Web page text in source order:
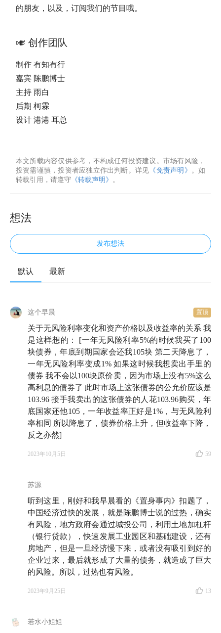
的朋友，以及，订阅我们的节目哦。
🎺 创作团队
制作 有知有行
嘉宾 陈鹏博士
主持 雨白
后期 柯霖
设计 港港 耳总
本文所载内容仅供参考，不构成任何投资建议。市场有风险，
投资需谨慎，投资者应独立作出判断。详见 《免责声明》
。如
转载引用，请遵守 《转载声明》 。
想法
发布想法
默认 最新
这个早晨 置顶
关于无风险利率变化和资产价格以及收益率的关系 我
是这样想的： [一年无风险利率5%的时候我买了100
块债券，年底到期国家会还我105块 第二天降息了，
一年无风险利率变成1% 如果这时候我想卖出手里的
债券 我不会以100块原价卖，因为市场上没有5%这么
高利息的债券了 此时市场上这张债券的公允价应该是
103.96 接手我卖出的这张债券的人花103.96购买，年
底国家还他105，一年收益率正好是1%，与无风险利
率相同 所以降息了，债券价格上升，但收益率下降，
反之亦然]
2023年10月5日 59
苏源
听到这里，刚好和我早晨看的《置身事内》扣题了，
中国经济过快的发展，就是陈鹏博士说的过热，确实
有风险，地方政府会通过城投公司，利用土地加杠杆
（银行贷款），快速发展工业园区和基础建设，还有
房地产，但是一旦经济慢下来，或者没有吸引到好的
企业过来，最后就形成了大量的债务，就造成了巨大
的风险。所以，过热也有风险。
2023年9月25日 13
若水小姐姐